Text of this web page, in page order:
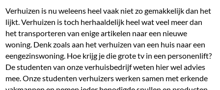
Verhuizen is nu weleens heel vaak niet zo gemakkelijk dan het
lijkt. Verhuizen is toch herhaaldelijk heel wat veel meer dan
het transporteren van enige artikelen naar een nieuwe
woning. Denk zoals aan het verhuizen van een huis naar een
eengezinswoning. Hoe krijg je die grote tv in een personenlift?
De studenten van onze verhuisbedrijf weten hier wel advies
mee. Onze studenten verhuizers werken samen met erkende